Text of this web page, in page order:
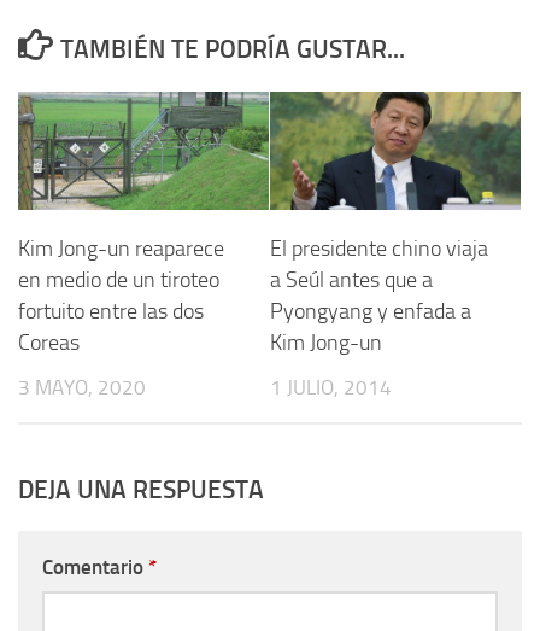
TAMBIÉN TE PODRÍA GUSTAR...
Kim Jong-un reaparece
en medio de un tiroteo
fortuito entre las dos
Coreas
3 MAYO, 2020
El presidente chino viaja
a Seúl antes que a
Pyongyang y enfada a
Kim Jong-un
1 JULIO, 2014
DEJA UNA RESPUESTA
Comentario *